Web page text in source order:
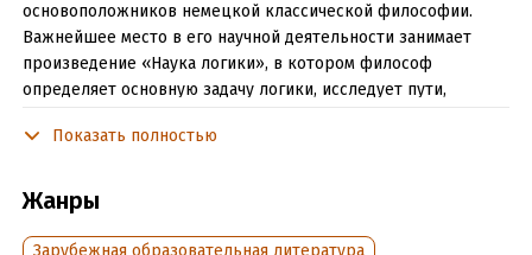
основоположников немецкой классической философии.
Важнейшее место в его научной деятельности занимает
произведение «Наука логики», в котором философ
определяет основную задачу логики, исследует пути,
том мы включили две части знаменитого труда: «Учение о
Показать полностью
Жанры
Зарубежная образовательная литература